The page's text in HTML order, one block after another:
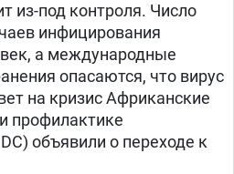
из-под контроля. Число
инфицирования
а международные
опасаются, что вирус
на кризис Африканские
профилактике
объявили о переходе к